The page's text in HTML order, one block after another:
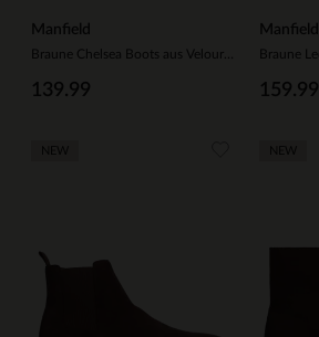
Manfield
139.99
Manfield
159.99